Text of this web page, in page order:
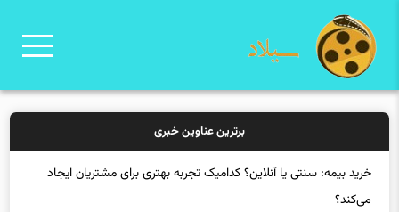
برترین عناوین خبری
خرید بیمه: سنتی یا آنلاین؟ کدامیک تجربه بهتری برای مشتریان ایجاد
می‌کند؟